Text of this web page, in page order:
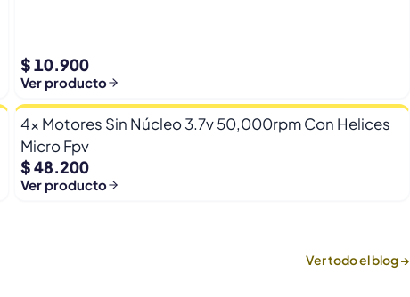
$ 10.900
Ver producto
4x Motores Sin Núcleo 3.7v 50,000rpm Con Helices
Micro Fpv
$ 48.200
Ver producto
Ver todo el blog →